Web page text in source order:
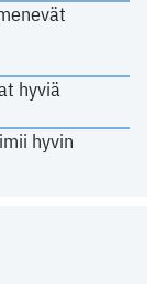
hyviä
hyvin